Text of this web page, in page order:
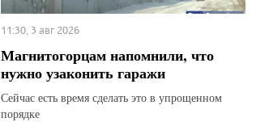
11:30, 3 авг 2026
Магнитогорцам напомнили, что
нужно узаконить гаражи
Сейчас есть время сделать это в упрощенном
порядке